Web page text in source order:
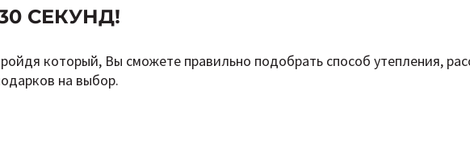
СЕКУНД!
который, Вы сможете правильно подобрать способ утепления,
на выбор.